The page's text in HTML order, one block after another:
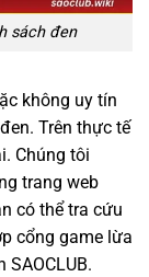
sách đen
không uy tín
Trên thực tế
Chúng tôi
trang web
có thể tra cứu
cổng game lừa